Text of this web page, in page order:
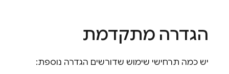
הגדרה מתקדמת
יש כמה תרחישי שימוש שדורשים הגדרה נוספת: